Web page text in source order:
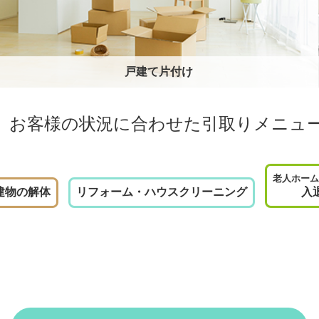
戸建て片付け
お客様の状況に合わせた 引取りメニュ
物の解体 リフォーム・ハウスクリーニング
老人ホー
入